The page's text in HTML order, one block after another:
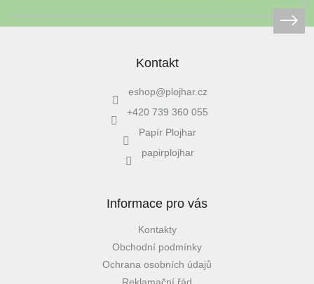
Kontakt
eshop@plojhar.cz
+420 739 360 055
Papír Plojhar
papirplojhar
Informace pro vás
Kontakty
Obchodní podmínky
Ochrana osobních údajů